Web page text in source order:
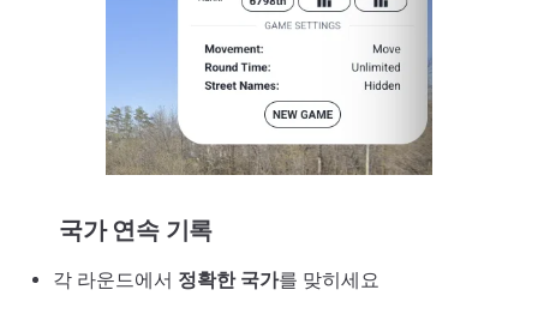
국가 연속 기록
각 라운드에서 정확한 국가를 맞히세요